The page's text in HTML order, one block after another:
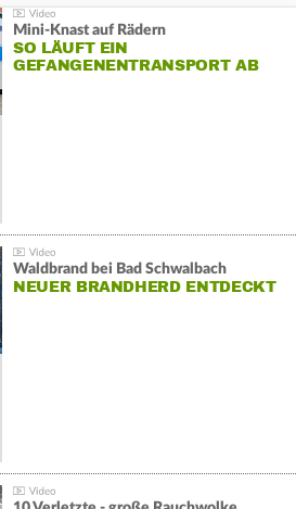
Mini-Knast auf Rädern
SO LÄUFT EIN
GEFANGENENTRANSPORT AB
Waldbrand bei Bad Schwalbach
NEUER BRANDHERD ENTDECKT